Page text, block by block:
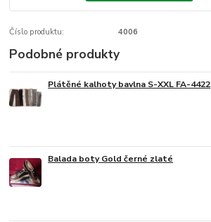
Číslo produktu: 4006
Podobné produkty
Plátěné kalhoty bavlna S-XXL FA-4422
Balada boty Gold černé zlaté